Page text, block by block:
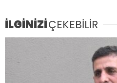
İLGİNİZİÇEKEBİLİR